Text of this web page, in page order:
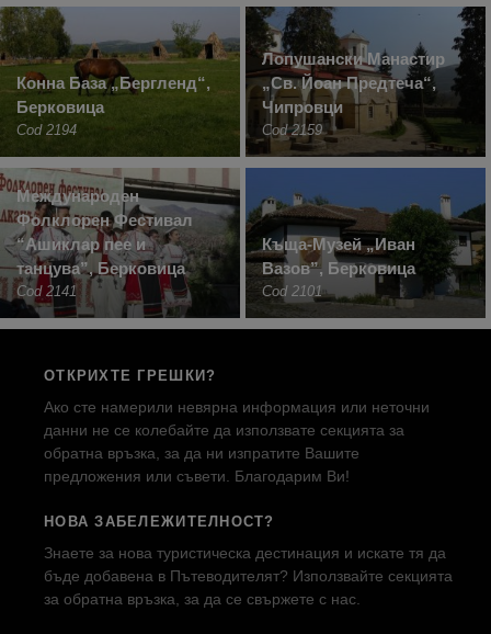
Конна База „Бергленд“,
Берковица
Cod 2194
Лопушански Манастир
„Св. Йоан Предтеча“,
Чипровци
Cod 2159
Международен
Фолклорен Фестивал
“Ашиклар пее и
танцува”, Берковица
Cod 2141
Къща-Музей „Иван
Вазов”, Берковица
Cod 2101
ОТКРИХТЕ ГРЕШКИ?
Ако сте намерили невярна информация или неточни
данни не се колебайте да използвате секцията за
обратна връзка, за да ни изпратите Вашите
предложения или съвети. Благодарим Ви!
НОВА ЗАБЕЛЕЖИТЕЛНОСТ?
Знаете за нова туристическа дестинация и искате тя да
бъде добавена в Пътеводителят? Използвайте секцията
за обратна връзка, за да се свържете с нас.